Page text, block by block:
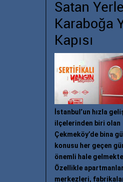
Satan
Karaboğa
Kapısı
İstanbul’un hızla
ilçelerinden biri olan
Çekmeköy’de bina
konusu her geçen
önemli hale
Özellikle
merkezleri,